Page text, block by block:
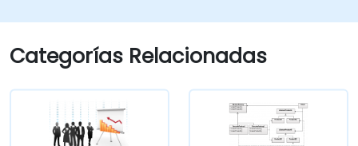
Categorías Relacionadas